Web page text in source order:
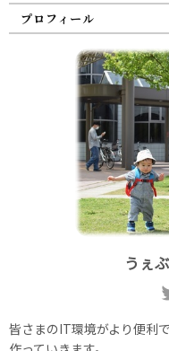
プロフィール
うぇ
皆さまのIT環境がより便利